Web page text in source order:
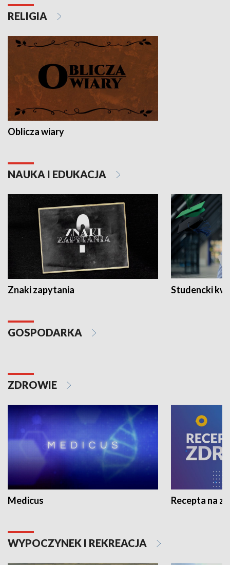
RELIGIA
Oblicza wiary
NAUKA I EDUKACJA
Znaki zapytania Studencki
GOSPODARKA
ZDROWIE
Medicus Recepta na
WYPOCZYNEK I REKREACJA